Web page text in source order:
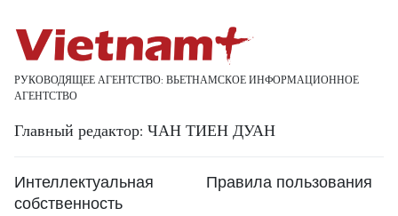
РУКОВОДЯЩЕЕ АГЕНТСТВО: ВЬЕТНАМСКОЕ ИНФОРМАЦИОННОЕ
АГЕНТСТВО
Главный редактор: ЧАН ТИЕН ДУАН
Интеллектуальная
собственность
Правила пользования